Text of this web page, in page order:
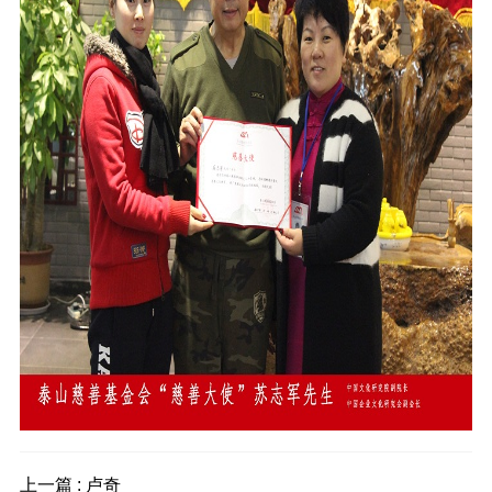
上一篇 : 卢奇